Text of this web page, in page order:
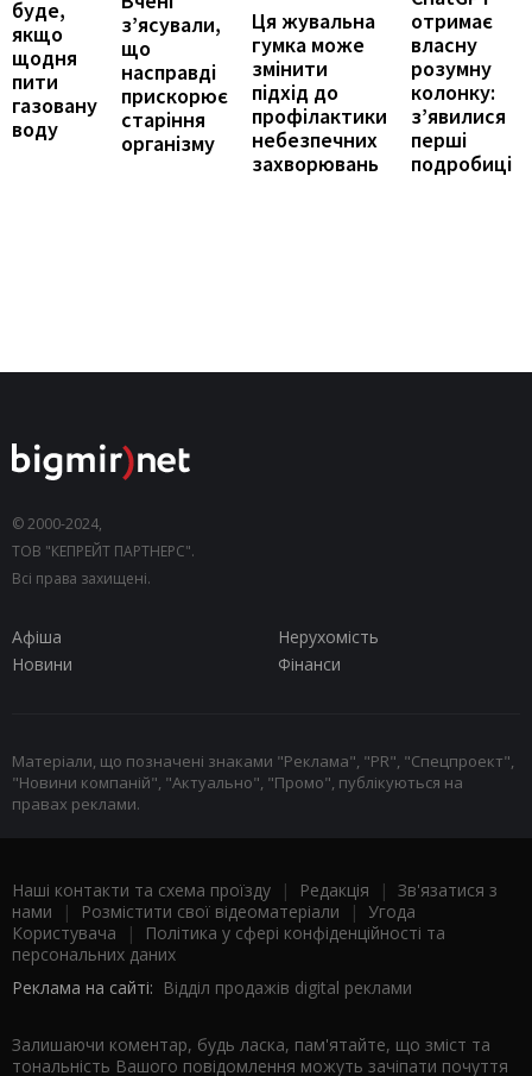
буде,
якщо
щодня
пити
газовану
воду
з’ясували,
що
насправді
прискорює
старіння
організму
Ця жувальна
гумка може
змінити
підхід до
профілактики
небезпечних
захворювань
отримає
власну
розумну
колонку:
з’явилися
перші
подробиці
© 2000-2024,
ТОВ "КЕПРЕЙТ ПАРТНЕРС".
Всі права захищені.
Афіша
Нерухомість
Новини
Фінанси
Матеріали, що позначені знаками "Реклама", "PR", "Спецпроект",
"Новини компаній", "Актуально", "Промо", публікуються на
правах реклами.
Наші контакти та схема проїзду | Редакція | Зв'язатися з
нами | Розмістити свої відеоматеріали | Угода
Користувача |
Політика у сфері конфіденційності та
персональних даних
Реклама на сайті: Відділ продажів digital реклами
Залишаючи коментар, будь ласка, пам'ятайте, що зміст та
тональність Вашого повідомлення можуть зачіпати почуття